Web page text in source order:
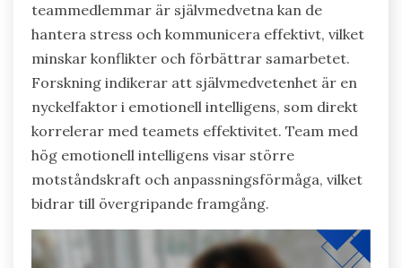
teammedlemmar är självmedvetna kan de
hantera stress och kommunicera effektivt, vilket
minskar konflikter och förbättrar samarbetet.
Forskning indikerar att självmedvetenhet är en
nyckelfaktor i emotionell intelligens, som direkt
korrelerar med teamets effektivitet. Team med
hög emotionell intelligens visar större
motståndskraft och anpassningsförmåga, vilket
bidrar till övergripande framgång.